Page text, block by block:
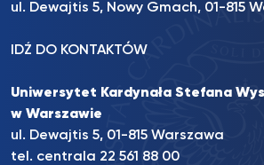
ul. Dewajtis 5, Nowy Gmach, 01-815
IDŹ DO KONTAKTÓW
Uniwersytet Kardynała Stefana
w Warszawie
ul. Dewajtis 5, 01-815 Warszawa
tel. centrala 22 561 88 00